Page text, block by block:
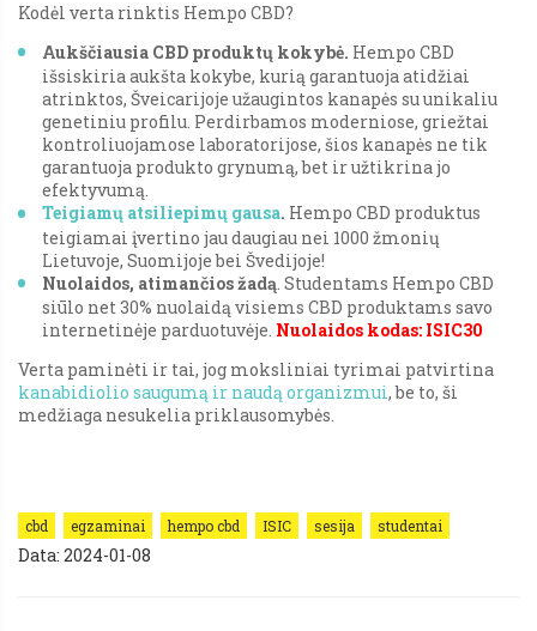
Kodėl verta rinktis Hempo CBD?
Aukščiausia CBD produktų kokybė. Hempo CBD
išsiskiria aukšta kokybe, kurią garantuoja atidžiai
atrinktos, Šveicarijoje užaugintos kanapės su unikaliu
genetiniu profilu. Perdirbamos moderniose, griežtai
kontroliuojamose laboratorijose, šios kanapės ne tik
garantuoja produkto grynumą, bet ir užtikrina jo
efektyvumą.
Teigiamų atsiliepimų gausa. Hempo CBD produktus
teigiamai įvertino jau daugiau nei 1000 žmonių
Lietuvoje, Suomijoje bei Švedijoje!
Nuolaidos, atimančios žadą . Studentams Hempo CBD
siūlo net 30% nuolaidą visiems CBD produktams savo
internetinėje parduotuvėje. Nuolaidos kodas: ISIC30
Verta paminėti ir tai, jog moksliniai tyrimai patvirtina
kanabidiolio saugumą ir naudą organizmui, be to, ši
medžiaga nesukelia priklausomybės.
cbd egzaminai hempo cbd ISIC sesija studentai
Data: 2024-01-08